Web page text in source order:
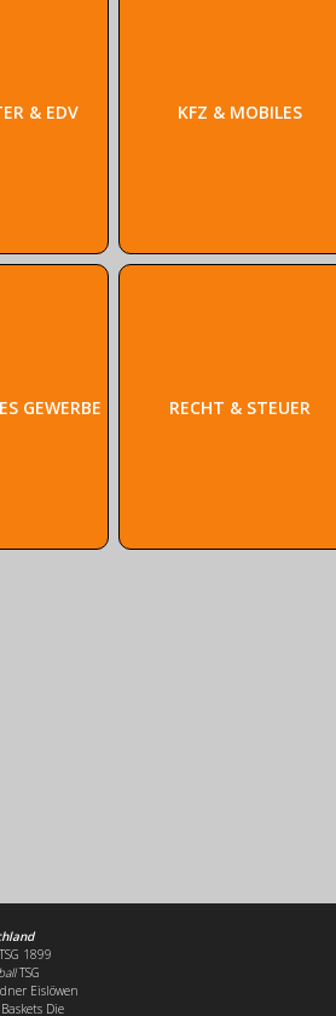
& EDV KFZ & MOBILES
GEWERBE RECHT & STEUER
1899
TSG
Eislöwen
Die